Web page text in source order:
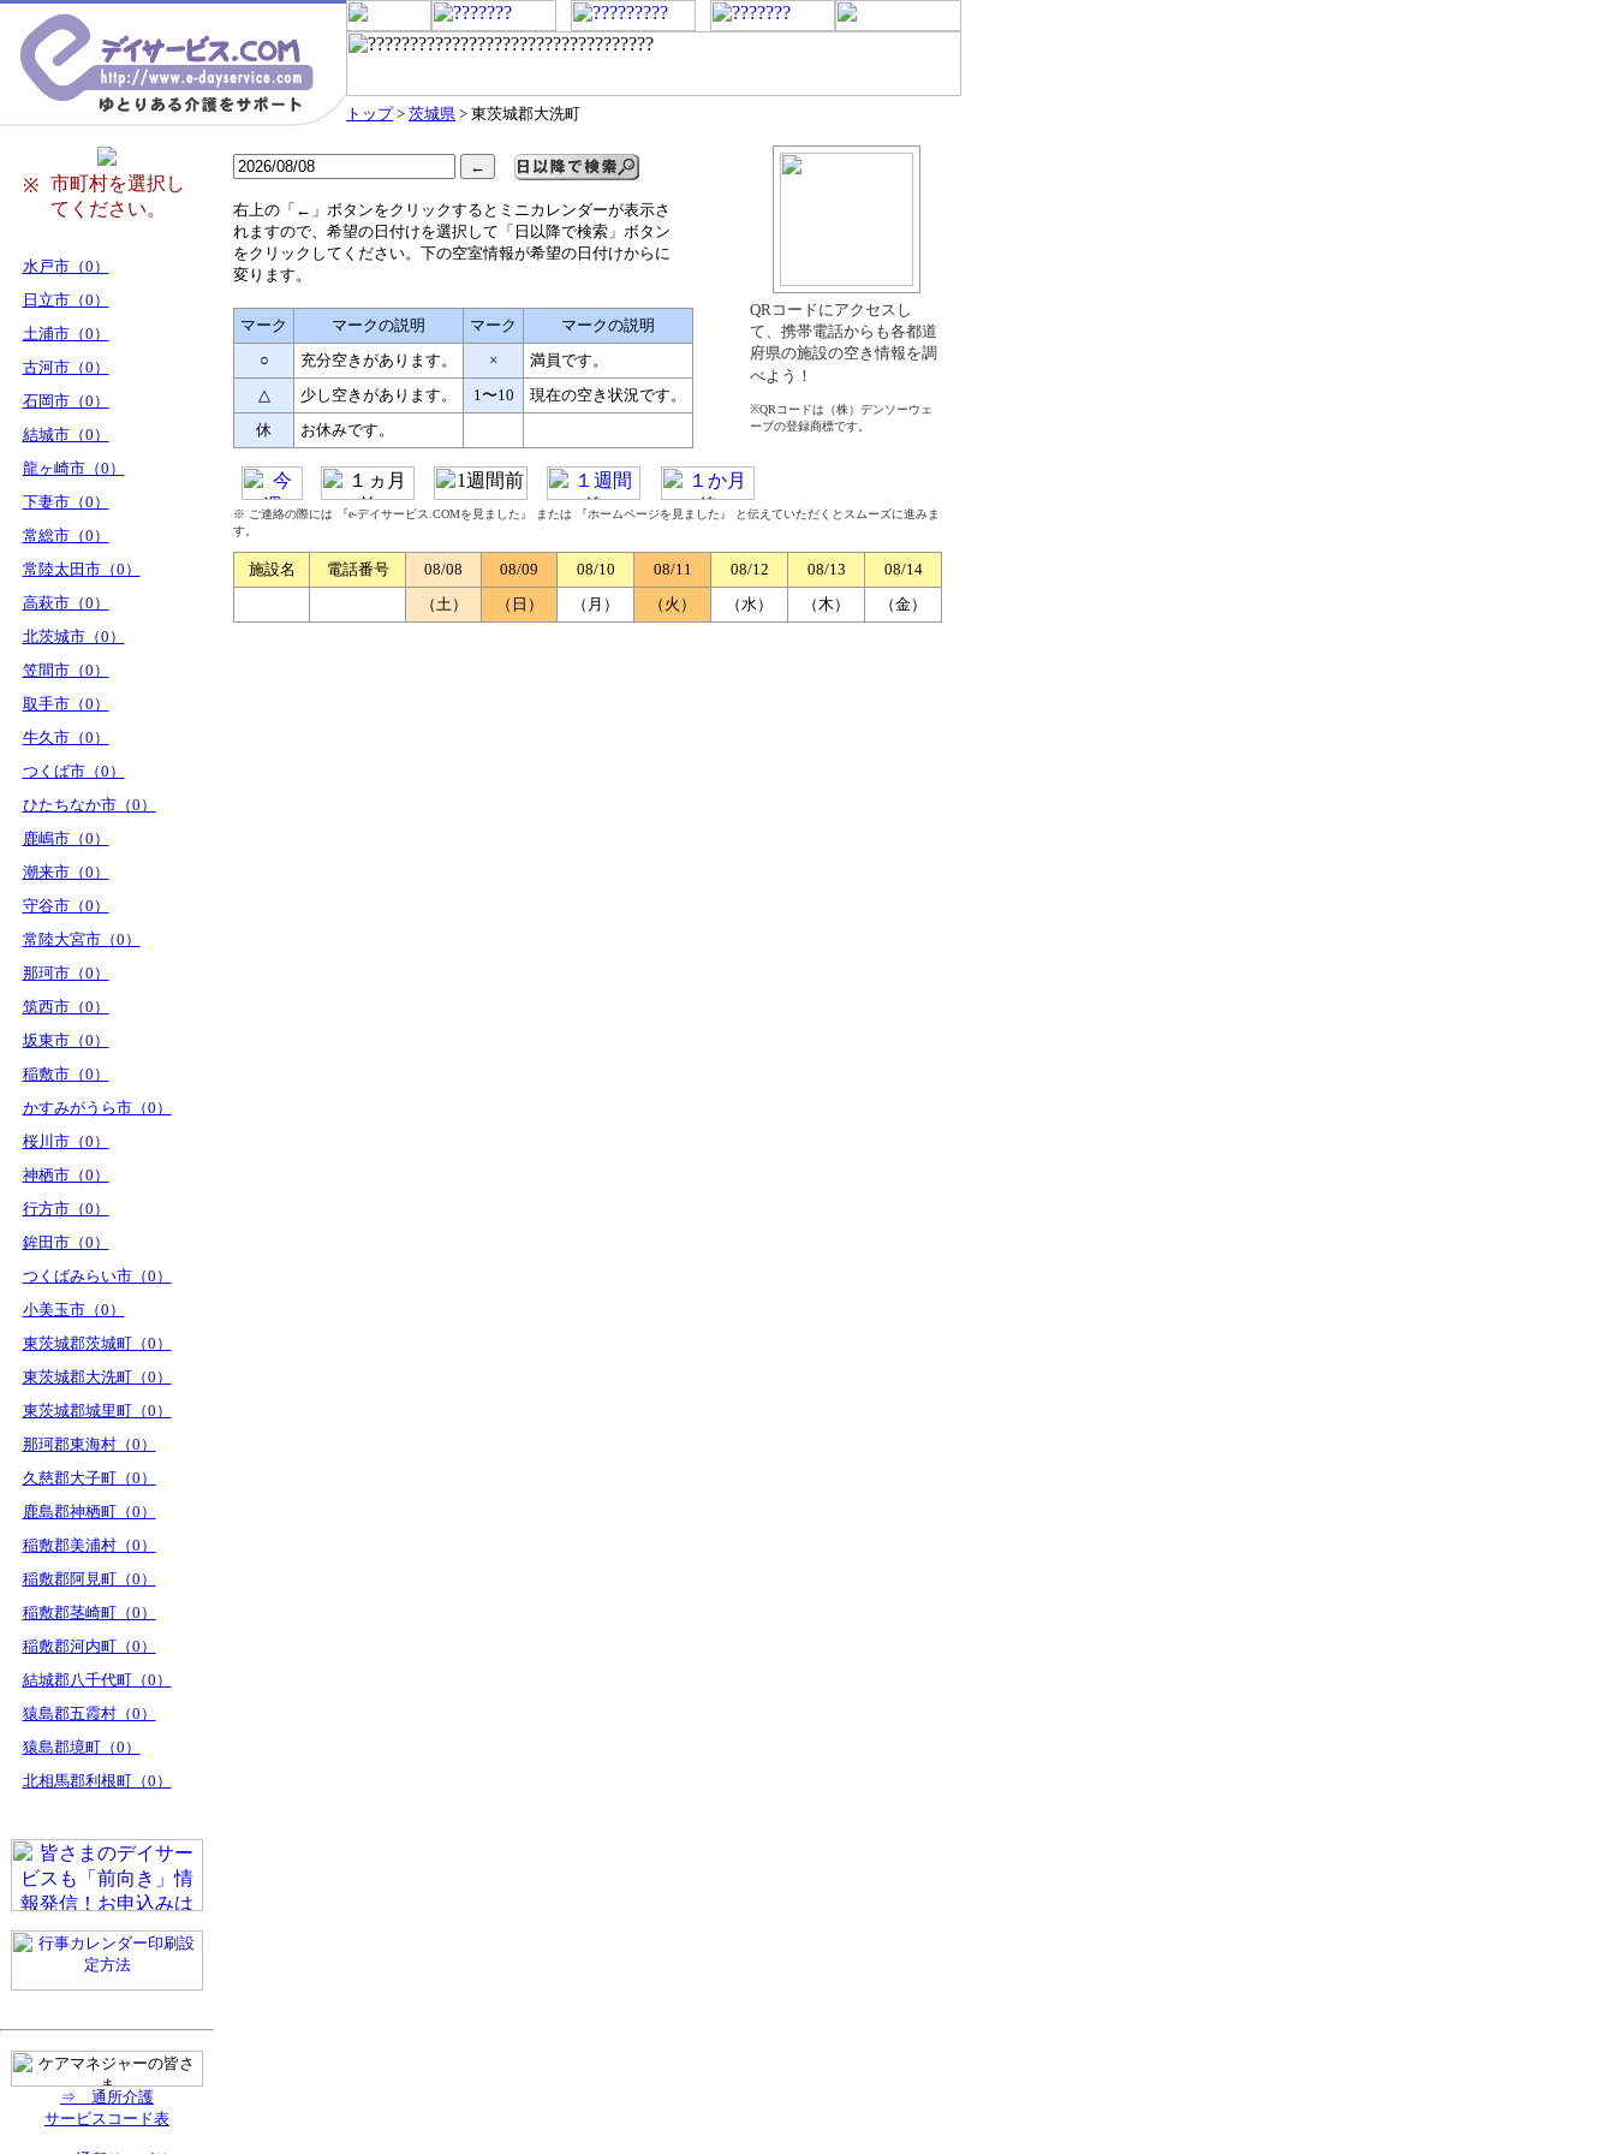
トップ> 茨城県 > 東茨城郡大洗町
※
市町村を選択し
てください。
水戸市（0）
日立市（0）
土浦市（0）
古河市（0）
石岡市（0）
結城市（0）
龍ヶ崎市（0）
下妻市（0）
常総市（0）
常陸太田市（0）
高萩市（0）
北茨城市（0）
笠間市（0）
取手市（0）
牛久市（0）
つくば市（0）
ひたちなか市（0）
鹿嶋市（0）
潮来市（0）
守谷市（0）
常陸大宮市（0）
那珂市（0）
筑西市（0）
坂東市（0）
稲敷市（0）
かすみがうら市（0）
桜川市（0）
神栖市（0）
行方市（0）
鉾田市（0）
つくばみらい市（0）
小美玉市（0）
東茨城郡茨城町（0）
東茨城郡大洗町（0）
東茨城郡城里町（0）
那珂郡東海村（0）
久慈郡大子町（0）
鹿島郡神栖町（0）
稲敷郡美浦村（0）
稲敷郡阿見町（0）
稲敷郡茎崎町（0）
稲敷郡河内町（0）
結城郡八千代町（0）
猿島郡五霞村（0）
猿島郡境町（0）
北相馬郡利根町（0）
⇒ 通所介護
サービスコード表
右上の「←」ボタンをクリックするとミニカレンダーが表示さ
れますので、希望の日付けを選択して「日以降で検索」ボタン
をクリックしてください。下の空室情報が希望の日付けからに
変ります。
マーク マークの説明 マーク
マークの説明
○
充分空きがあります。 ×
満員です。
△
少し空きがあります。 1〜10
現在の空き状況です。
休
お休みです。
QRコードにアクセスし
て、携帯電話からも各都道
府県の施設の空き情報を調
べよう！
※QRコードは（株）デンソーウェ
ーブの登録商標です。
※ ご連絡の際には 『e-デイサービス.COMを見ました』 または 『ホームページを見ました』 と伝えていただくとスムーズに進みま
す。
施設名 電話番号 08/08 08/09 08/10 08/11 08/12 08/13
08/14
（土）
（日） （月） （火） （水） （木） （金）